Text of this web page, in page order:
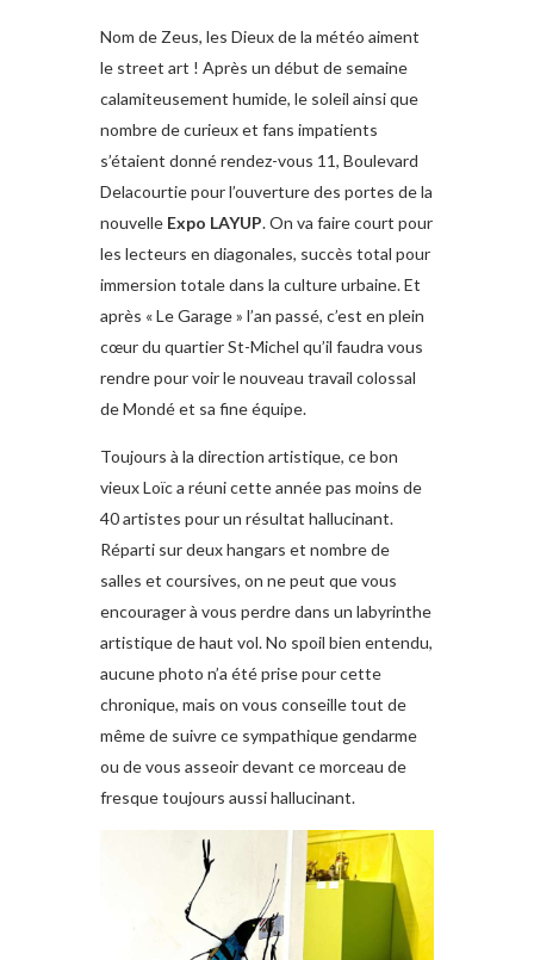
Nom de Zeus, les Dieux de la météo aiment
le street art ! Après un début de semaine
calamiteusement humide, le soleil ainsi que
nombre de curieux et fans impatients
s’étaient donné rendez-vous 11, Boulevard
Delacourtie pour l’ouverture des portes de la
nouvelle Expo LAYUP. On va faire court pour
les lecteurs en diagonales, succès total pour
immersion totale dans la culture urbaine. Et
après « Le Garage » l’an passé, c’est en plein
cœur du quartier St-Michel qu’il faudra vous
rendre pour voir le nouveau travail colossal
de Mondé et sa fine équipe.
Toujours à la direction artistique, ce bon
vieux Loïc a réuni cette année pas moins de
40 artistes pour un résultat hallucinant.
Réparti sur deux hangars et nombre de
salles et coursives, on ne peut que vous
encourager à vous perdre dans un labyrinthe
artistique de haut vol. No spoil bien entendu,
aucune photo n’a été prise pour cette
chronique, mais on vous conseille tout de
même de suivre ce sympathique gendarme
ou de vous asseoir devant ce morceau de
fresque toujours aussi hallucinant.